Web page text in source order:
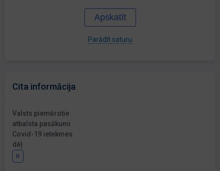
Apskatīt
Parādīt saturu
Cita informācija
Valsts piemērotie
atbalsta pasākumi
Covid-19 ietekmes
dēļ
Ir